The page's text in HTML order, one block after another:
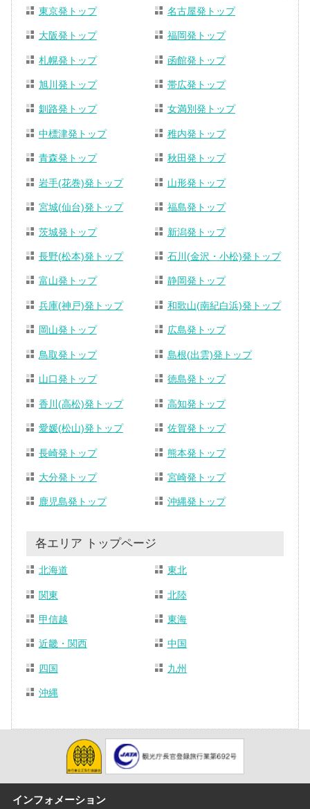
東京発トップ 名古屋発トップ
大阪発トップ 福岡発トップ
札幌発トップ 函館発トップ
旭川発トップ 帯広発トップ
釧路発トップ 女満別発トップ
中標津発トップ 稚内発トップ
青森発トップ 秋田発トップ
岩手(花巻)発トップ 山形発トップ
宮城(仙台)発トップ 福島発トップ
茨城発トップ 新潟発トップ
長野(松本)発トップ 石川(金沢・小松)発トップ
富山発トップ 静岡発トップ
兵庫(神戸)発トップ 和歌山(南紀白浜)発トップ
岡山発トップ 広島発トップ
鳥取発トップ 島根(出雲)発トップ
山口発トップ 徳島発トップ
香川(高松)発トップ 高知発トップ
愛媛(松山)発トップ 佐賀発トップ
長崎発トップ 熊本発トップ
大分発トップ 宮崎発トップ
鹿児島発トップ 沖縄発トップ
各エリア トップページ
北海道 東北
関東 北陸
甲信越 東海
近畿・関西 中国
四国 九州
沖縄
インフォメーション